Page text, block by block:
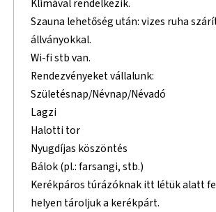
Klímával rendelkezik.
Szauna lehetőség után: vizes ruha
állványokkal.
Wi-fi stb van.
Rendezvényeket vállalunk:
Születésnap/Névnap/Névadó
Lagzi
Halotti tor
Nyugdíjas köszöntés
Bálok (pl.: farsangi, stb.)
Kerékpáros túrázóknak itt létük alatt
helyen tároljuk a kerékpárt.